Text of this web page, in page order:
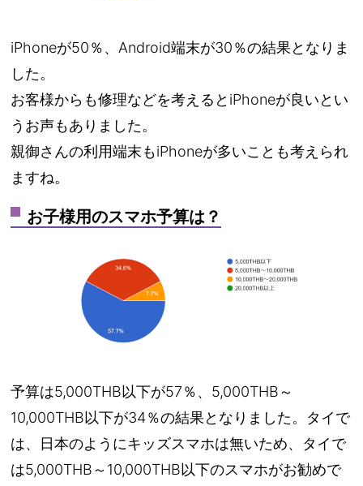
iPhoneが50％、Android端末が30％の結果となりま
した。
お客様からも修理などを考えるとiPhoneが良いとい
うお声もありました。
親御さんの利用端末もiPhoneが多いことも考えられ
ますね。
お子様用のスマホ予算は？
予算は5,000THB以下が57％、5,000THB～
10,000THB以下が34％の結果となりました。タイで
は、日本のようにキッズスマホは無いため、タイで
は5,000THB～10,000THB以下のスマホがお勧めで